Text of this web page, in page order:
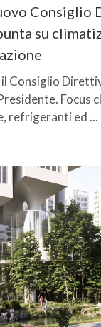
Consiglio
su
il Consiglio
Focus
refrigeranti ed ...